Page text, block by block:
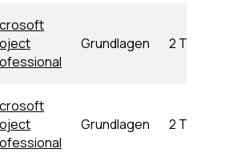
Grundlagen 2 Tage
Grundlagen 2 Tage